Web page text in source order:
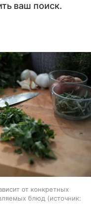
ваш поиск.
от конкретных
блюд
источник: